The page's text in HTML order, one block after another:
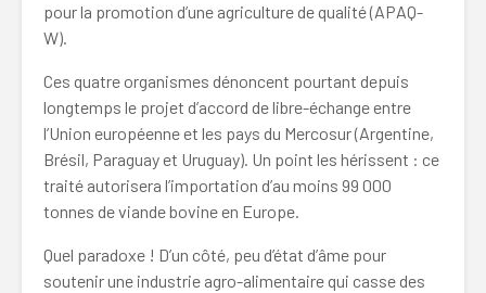
pour la promotion d’une agriculture de qualité (APAQ-
W).
Ces quatre organismes dénoncent pourtant depuis
longtemps le projet d’accord de libre-échange entre
l’Union européenne et les pays du Mercosur (Argentine,
Brésil, Paraguay et Uruguay). Un point les hérissent : ce
traité autorisera l’importation d’au moins 99 000
tonnes de viande bovine en Europe.
Quel paradoxe ! D’un côté, peu d’état d’âme pour
soutenir une industrie agro-alimentaire qui casse des